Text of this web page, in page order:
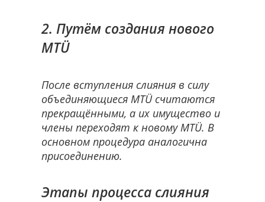
2. Путём создания нового
MTÜ
После вступления слияния в силу
объединяющиеся MTÜ считаются
прекращёнными, а их имущество и
члены переходят к новому MTÜ. В
основном процедура аналогична
присоединению.
Этапы процесса слияния